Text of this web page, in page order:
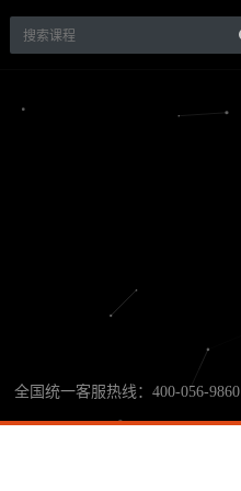
全国统一客服热线：400-056-9860